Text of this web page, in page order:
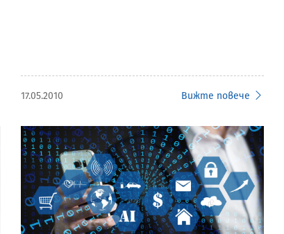
17.05.2010 Вижте повече